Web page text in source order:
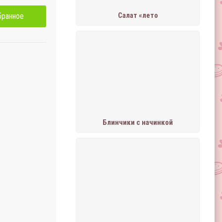
Салат «лето
Блинчики с начинкой